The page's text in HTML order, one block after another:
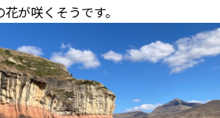
が咲くそうです。